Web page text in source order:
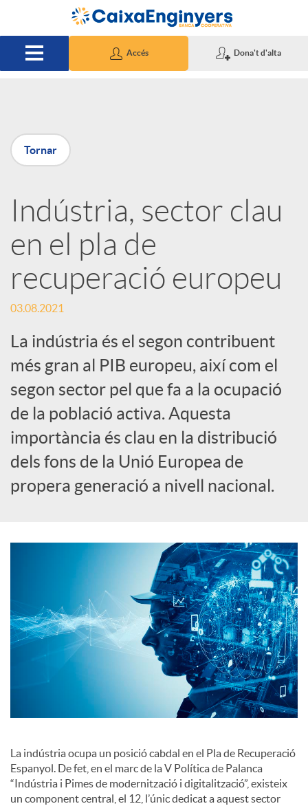
Salta al contingut principal
Accés Dona't d'alta
P
u
b
l
i
c
a
d
o
e
c
n
t
Tornar
Indústria, sector clau
en el pla de
recuperació europeu
03.08.2021
La indústria és el segon contribuent
més gran al PIB europeu, així com el
segon sector pel que fa a la ocupació
de la població activa. Aquesta
importància és clau en la distribució
dels fons de la Unió Europea de
propera generació a nivell nacional.
La indústria ocupa un posició cabdal en el Pla de Recuperació
Espanyol. De fet, en el marc de la V Política de Palanca
“Indústria i Pimes de modernització i digitalització”, existeix
un component central, el 12, l’únic dedicat a aquest sector